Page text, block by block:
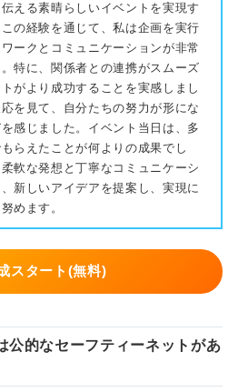
える素晴らしいイベントを実現す
の経験を通じて、私は企画を実行
ークとコミュニケーションが非常
特に、関係者との連携がスムーズ
がより成功することを実感しまし
を見て、自分たちの努力が形にな
感じました。イベント当日は、多
らえたことが何よりの成果でし
軟な発想と丁寧なコミュニケーシ
新しいアイデアを提案し、実現に
めます。
スタート(無料)
的なセーフティーネットがあ